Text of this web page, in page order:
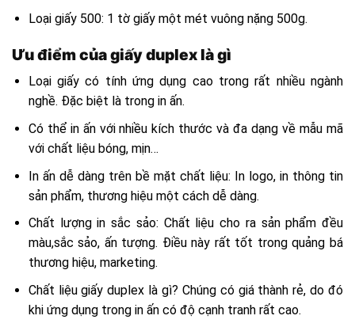
Loại giấy 500: 1 tờ giấy một mét vuông nặng 500g.
Ưu điểm của giấy duplex là gì
Loại giấy có tính ứng dụng cao trong rất nhiều ngành
nghề. Đặc biệt là trong in ấn.
Có thể in ấn với nhiều kích thước và đa dạng về mẫu mã
với chất liệu bóng, mịn…
In ấn dễ dàng trên bề mặt chất liệu: In logo, in thông tin
sản phẩm, thương hiệu một cách dễ dàng.
Chất lượng in sắc sảo: Chất liệu cho ra sản phẩm đều
màu,sắc sảo, ấn tượng. Điều này rất tốt trong quảng bá
thương hiệu, marketing.
Chất liệu giấy duplex là gì? Chúng có giá thành rẻ, do đó
khi ứng dụng trong in ấn có độ cạnh tranh rất cao.